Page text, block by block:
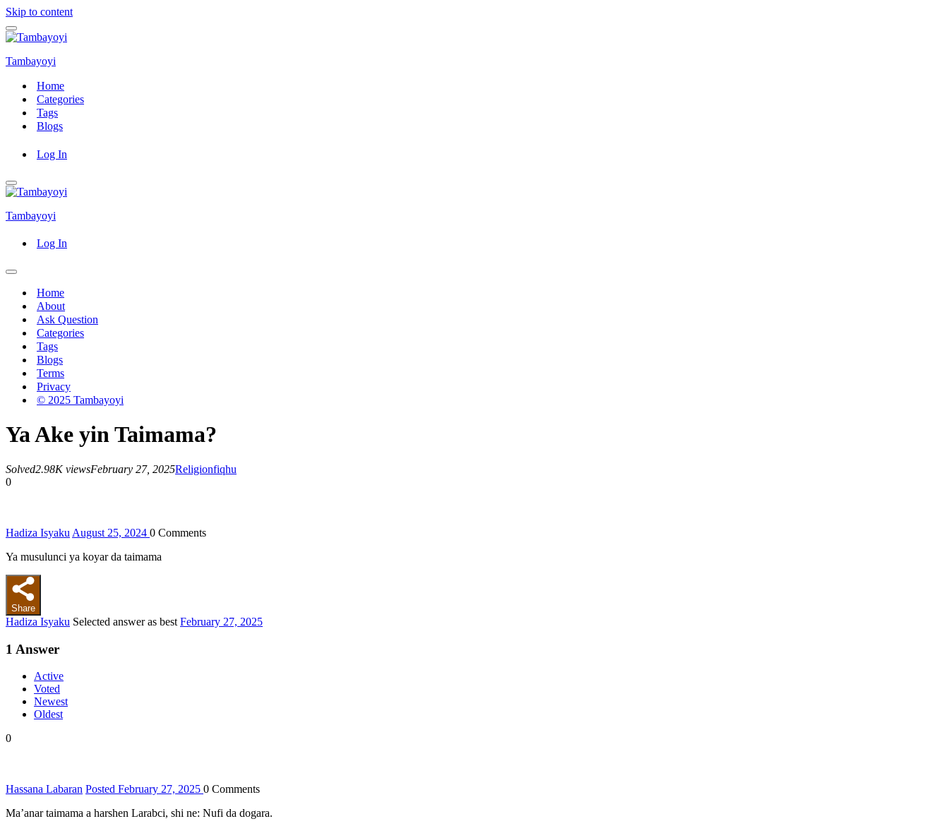
Skip to content
Navigation
Menu
Tambayoyi
Home
Categories
Tags
Blogs
Log In
Navigation
Menu
Tambayoyi
Log In
Navigation
Home
About
Ask Question
Categories
Tags
Blogs
Terms
Privacy
© 2025 Tambayoyi
Ya Ake yin Taimama?
Solved2.98K viewsFebruary 27, 2025Religionfiqhu
0
Hadiza Isyaku August 25, 2024 0 Comments
Ya musulunci ya koyar da taimama
Share
Hadiza Isyaku Selected answer as best February 27, 2025
1 Answer
Active
Voted
Newest
Oldest
0
Hassana Labaran Posted February 27, 2025 0 Comments
Ma’anar taimama a harshen Larabci, shi ne: Nufi da dogara.